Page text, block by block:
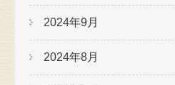
2024年9月
2024年8月